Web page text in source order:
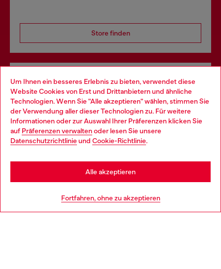
Um Ihnen ein besseres Erlebnis zu bieten, verwendet diese
Website Cookies von Erst und Drittanbietern und ähnliche
Technologien. Wenn Sie "Alle akzeptieren" wählen, stimmen Sie
der Verwendung aller dieser Technologien zu. Für weitere
Informationen oder zur Auswahl Ihrer Präferenzen klicken Sie
auf Präferenzen verwaltenoder lesen Sie unsere
Datenschutzrichtlinieund Cookie-Richtlinie.
Fortfahren, ohne zu akzeptieren
Alle akzeptieren
Store finden
Omnichannel-Services
Entdecke unser gesamtes Service-Angebot, online und
im Store.
Mehr erfahren
Choose your location
You are currently browsing Deutschland website, but it seems
you may be based in United States